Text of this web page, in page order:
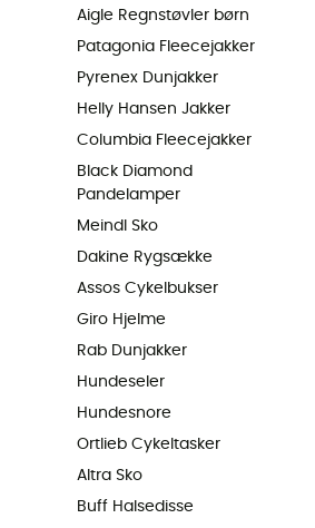
Aigle Regnstøvler børn
Patagonia Fleecejakker
Pyrenex Dunjakker
Helly Hansen Jakker
Columbia Fleecejakker
Black Diamond
Pandelamper
Meindl Sko
Dakine Rygsække
Assos Cykelbukser
Giro Hjelme
Rab Dunjakker
Hundeseler
Hundesnore
Ortlieb Cykeltasker
Altra Sko
Buff Halsedisse